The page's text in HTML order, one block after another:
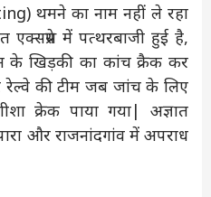
थमने का नाम नहीं ले रहा
में पत्थरबाजी हुई है,
के खिड़की का कांच क्रैक कर
रेल्वे की टीम जब जांच के लिए
क्रेक पाया गया| अज्ञात
और राजनांदगांव में अपराध